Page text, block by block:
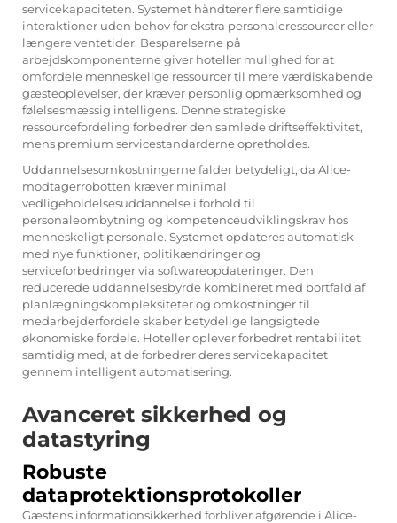
servicekapaciteten. Systemet håndterer flere samtidige
interaktioner uden behov for ekstra personaleressourcer eller
længere ventetider. Besparelserne på
arbejdskomponenterne giver hoteller mulighed for at
omfordele menneskelige ressourcer til mere værdiskabende
gæsteoplevelser, der kræver personlig opmærksomhed og
følelsesmæssig intelligens. Denne strategiske
ressourcefordeling forbedrer den samlede driftseffektivitet,
mens premium servicestandarderne opretholdes.
Uddannelsesomkostningerne falder betydeligt, da Alice-
modtagerrobotten kræver minimal
vedligeholdelsesuddannelse i forhold til
personaleombytning og kompetenceudviklingskrav hos
menneskeligt personale. Systemet opdateres automatisk
med nye funktioner, politikændringer og
serviceforbedringer via softwareopdateringer. Den
reducerede uddannelsesbyrde kombineret med bortfald af
planlægningskompleksiteter og omkostninger til
medarbejderfordele skaber betydelige langsigtede
økonomiske fordele. Hoteller oplever forbedret rentabilitet
samtidig med, at de forbedrer deres servicekapacitet
gennem intelligent automatisering.
Avanceret sikkerhed og
datastyring
Robuste
dataprotektionsprotokoller
Gæstens informationsikkerhed forbliver afgørende i Alice-